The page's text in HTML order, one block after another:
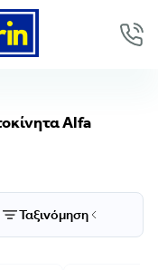
Alfa
Ταξινόμηση